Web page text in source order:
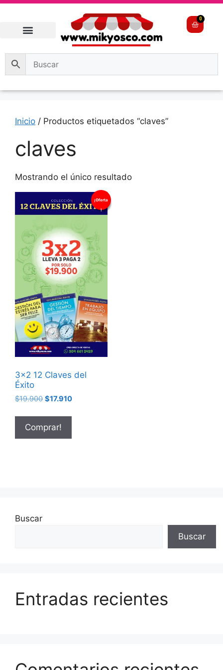
0
Inicio / Productos etiquetados “claves”
claves
Mostrando el único resultado
¡Oferta
!
3×2 12 Claves del
Éxito
$19.900 $17.910
Comprar!
Buscar
Buscar
Entradas recientes